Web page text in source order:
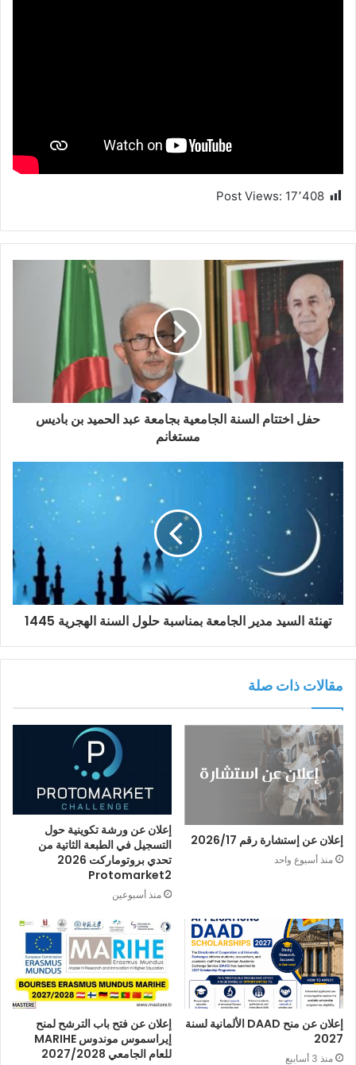
Post Views: 17٬408
حفل اختتام السنة الجامعية بجامعة عبد الحميد بن باديس
مستغانم
تهنئة السيد مدير الجامعة بمناسبة حلول السنة الهجرية 1445
مقالات ذات صلة
إعلان عن إستشارة رقم 2026/17
منذ أسبوع واحد
إعلان عن ورشة تكوينية حول
التسجيل في الطبعة الثاتية من
تحدي بروتوماركت 2026
Protomarket2
منذ أسبوعين
إعلان عن منح DAAD الألمانية لسنة
2027
منذ 3 أسابيع
إعلان عن فتح باب الترشح لمنح
إيراسموس موندوس MARIHE
للعام الجامعي 2027/2028